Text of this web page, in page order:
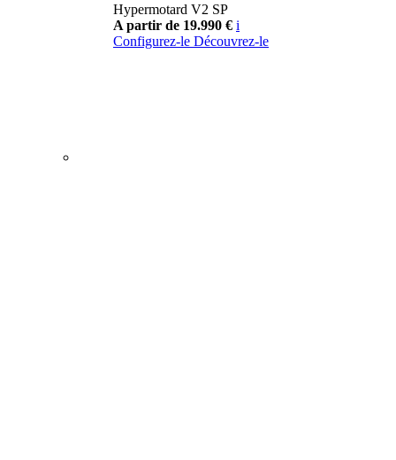
Hypermotard V2 SP
A partir de 19.990 € i
Configurez-le Découvrez-le